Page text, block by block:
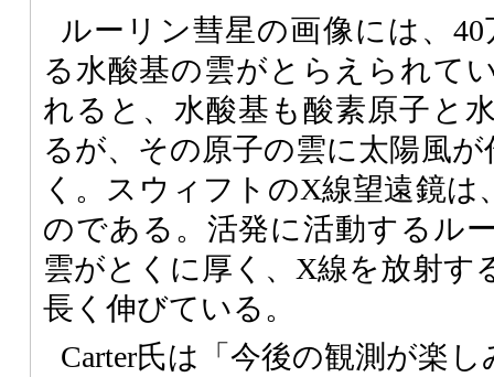
ルーリン彗星の画像には、
る水酸基の雲がとらえられて
れると、水酸基も酸素原子と
るが、その原子の雲に太陽風
く。スウィフトのX線望遠鏡
のである。活発に活動するル
雲がとくに厚く、X線を放射す
長く伸びている。
Carter氏は「今後の観測が楽